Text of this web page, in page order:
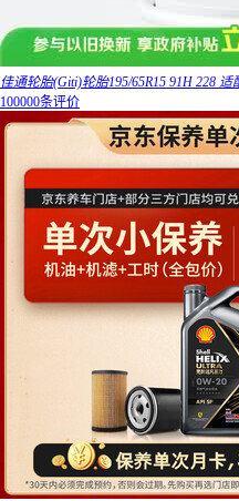
佳通轮胎(Giti)轮胎195/65R15 91H 228
100000条评价